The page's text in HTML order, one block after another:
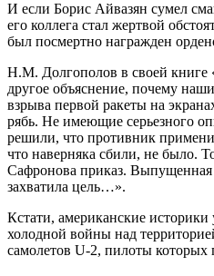
И если Борис Айвазян сумел
его коллега стал жертвой
был посмертно награжден
Н.М. Долгополов в своей
другое объяснение, почему
взрыва первой ракеты на
рябь. Не имеющие серьезного
решили, что противник
что наверняка сбили, не было.
Сафронова приказ. Выпущенная
захватила цель…».
Кстати, американские историки
холодной войны над
самолетов U-2, пилоты